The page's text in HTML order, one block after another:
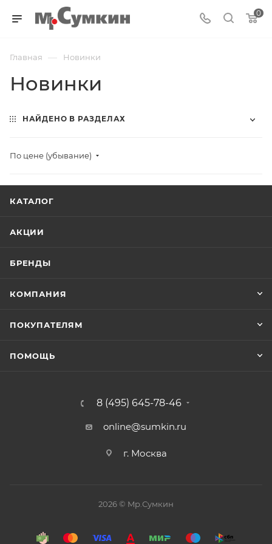
0
Главная — Новинки
Новинки
НАЙДЕНО В РАЗДЕЛАХ
По цене (убывание)
КАТАЛОГ
АКЦИИ
БРЕНДЫ
КОМПАНИЯ
ПОКУПАТЕЛЯМ
ПОМОЩЬ
8 (495) 645-78-46
online@sumkin.ru
г. Москва
2026 © Mр.Сумкин